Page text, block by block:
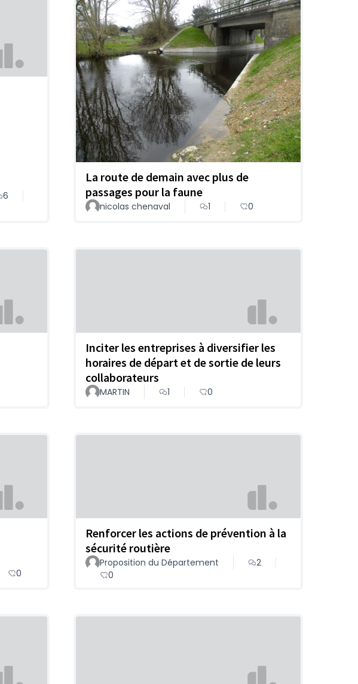
6
La route de demain avec plus de
passages pour la faune
nicolas chenaval 1 0
Inciter les entreprises à diversifier les
horaires de départ et de sortie de leurs
collaborateurs
MARTIN 1 0
0
Renforcer les actions de prévention à la
sécurité routière
Proposition du Département
2
0